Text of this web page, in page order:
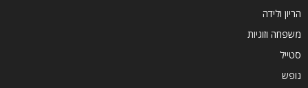
הריון ולידה
משפחה וזוגיות
סטייל
נופש